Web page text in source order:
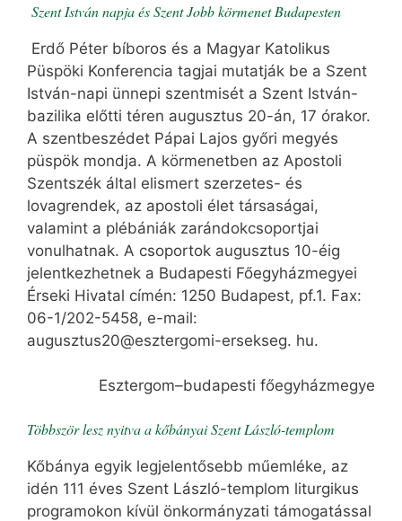
Szent István napja és Szent Jobb körmenet Budapesten
Erdő Péter bíboros és a Magyar Katolikus
Püspöki Konferencia tagjai mutatják be a Szent
István-napi ünnepi szentmisét a Szent István-
bazilika előtti téren augusztus 20-án, 17 órakor.
A szentbeszédet Pápai Lajos győri megyés
püspök mondja. A körmenetben az Apostoli
Szentszék által elismert szerzetes- és
lovagrendek, az apostoli élet társaságai,
valamint a plébániák zarándokcsoportjai
vonulhatnak. A csoportok augusztus 10-éig
jelentkezhetnek a Budapesti Főegyházmegyei
Érseki Hivatal címén: 1250 Budapest, pf.1. Fax:
06-1/202-5458, e-mail:
augusztus20@esztergomi-ersekseg. hu.
Esztergom–budapesti főegyházmegye
Többször lesz nyitva a kőbányai Szent László-templom
Kőbánya egyik legjelentősebb műemléke, az
idén 111 éves Szent László-templom liturgikus
programokon kívül önkormányzati támogatással